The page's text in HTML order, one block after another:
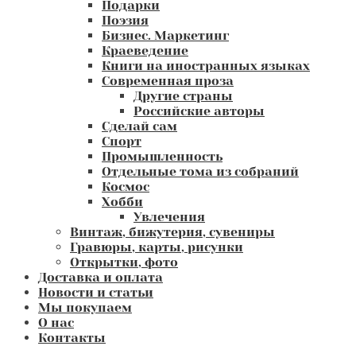
Подарки
Поэзия
Бизнес. Маркетинг
Краеведение
Книги на иностранных языках
Современная проза
Другие страны
Российские авторы
Сделай сам
Спорт
Промышленность
Отдельные тома из собраний
Космос
Хобби
Увлечения
Винтаж, бижутерия, сувениры
Гравюры, карты, рисунки
Открытки, фото
Доставка и оплата
Новости и статьи
Мы покупаем
О нас
Контакты